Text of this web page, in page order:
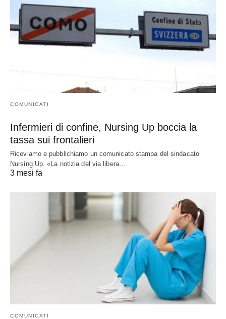
COMUNICATI
Infermieri di confine, Nursing Up boccia la
tassa sui frontalieri
Riceviamo e pubblichiamo un comunicato stampa del sindacato
Nursing Up. «La notizia del via libera…
3 mesi fa
COMUNICATI